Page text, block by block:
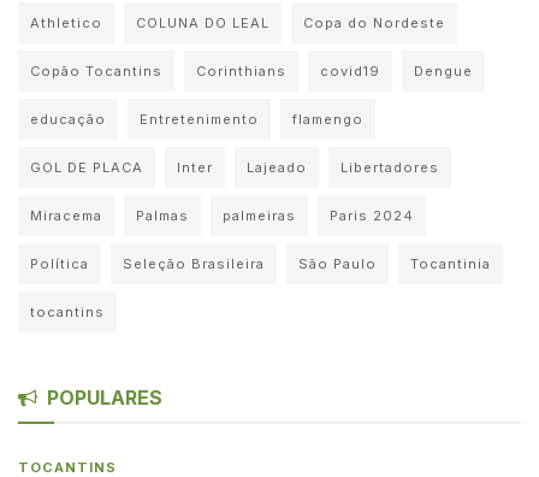
Athletico COLUNA DO LEAL Copa do Nordeste
Copão Tocantins Corinthians covid19 Dengue
educação Entretenimento flamengo
GOL DE PLACA Inter Lajeado Libertadores
Miracema Palmas palmeiras Paris 2024
Política Seleção Brasileira São Paulo Tocantinia
tocantins
POPULARES
TOCANTINS